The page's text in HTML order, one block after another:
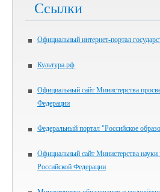
Ссылки
Официальный интернет-портал
Культура.рф
Официальный сайт Министерства
Федерации
Федеральный портал "Российское
Официальный сайт Министерства
Российской Федерации